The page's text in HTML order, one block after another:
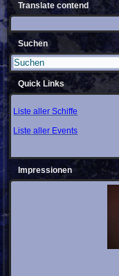
Translate contend
Suchen
Quick Links
Liste aller Schiffe
Liste aller Events
Impressionen